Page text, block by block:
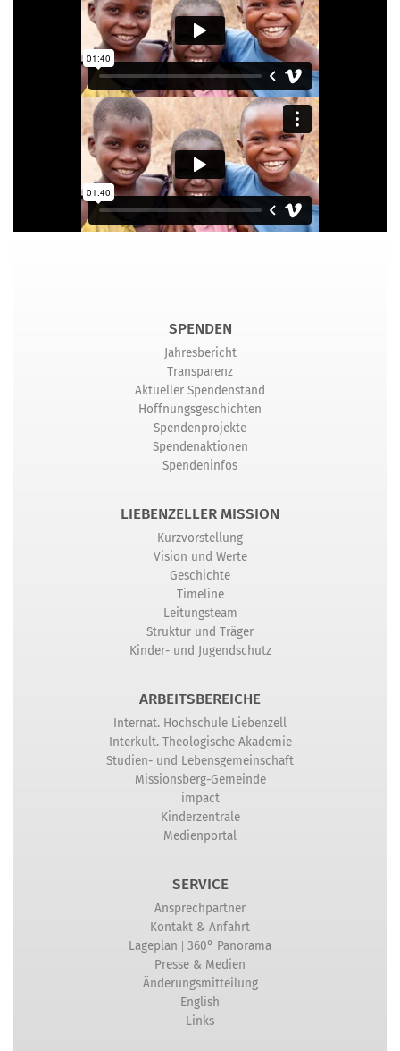
SPENDEN
Jahresbericht
Transparenz
Aktueller Spendenstand
Hoffnungsgeschichten
Spendenprojekte
Spendenaktionen
Spendeninfos
LIEBENZELLER MISSION
Kurzvorstellung
Vision und Werte
Geschichte
Timeline
Leitungsteam
Struktur und Träger
Kinder- und Jugendschutz
ARBEITSBEREICHE
Internat. Hochschule Liebenzell
Interkult. Theologische Akademie
Studien- und Lebensgemeinschaft
Missionsberg-Gemeinde
impact
Kinderzentrale
Medienportal
SERVICE
Ansprechpartner
Kontakt & Anfahrt
Lageplan | 360° Panorama
Presse & Medien
Änderungsmitteilung
English
Links